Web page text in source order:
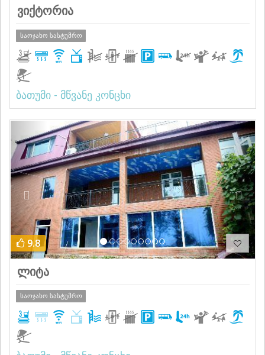
ვიქტორია
საოჯახო სასტუმრო
ბათუმი - მწვანე კონცხი
Previous Next
9.8
ლიტა
საოჯახო სასტუმრო